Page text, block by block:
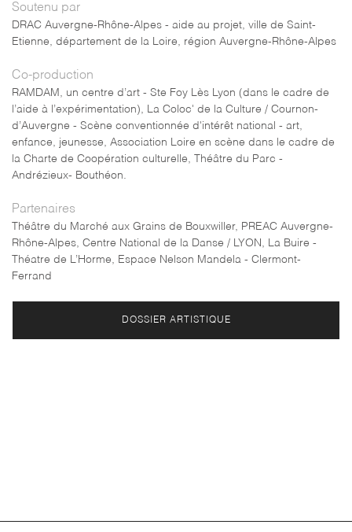
Soutenu par
DRAC Auvergne-Rhône-Alpes - aide au projet, ville de Saint-
Etienne, département de la Loire, région Auvergne-Rhône-Alpes
Co-production
RAMDAM, un centre d’art - Ste Foy Lès Lyon (dans le cadre de
l’aide à l’expérimentation), La Coloc' de la Culture / Cournon-
d’Auvergne - Scène conventionnée d'intérêt national - art,
enfance, jeunesse, Association Loire en scène dans le cadre de
la Charte de Coopération culturelle, Théâtre du Parc -
Andrézieux- Bouthéon.
Partenaires
Théâtre du Marché aux Grains de Bouxwiller, PREAC Auvergne-
Rhône-Alpes, Centre National de la Danse / LYON, La Buire -
Théatre de L’Horme, Espace Nelson Mandela - Clermont-
Ferrand
DOSSIER ARTISTIQUE